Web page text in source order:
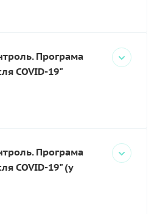
Програма
COVID-19"
Програма
COVID-19" (у